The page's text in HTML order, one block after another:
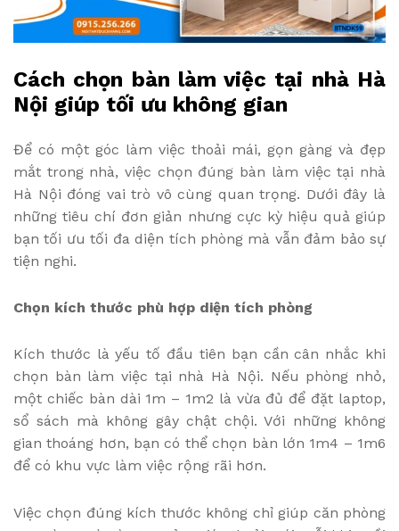
Cách chọn bàn làm việc tại nhà Hà
Nội giúp tối ưu không gian
Để có một góc làm việc thoải mái, gọn gàng và đẹp
mắt trong nhà, việc chọn đúng bàn làm việc tại nhà
Hà Nội đóng vai trò vô cùng quan trọng. Dưới đây là
những tiêu chí đơn giản nhưng cực kỳ hiệu quả giúp
bạn tối ưu tối đa diện tích phòng mà vẫn đảm bảo sự
tiện nghi.
Chọn kích thước phù hợp diện tích phòng
Kích thước là yếu tố đầu tiên bạn cần cân nhắc khi
chọn bàn làm việc tại nhà Hà Nội. Nếu phòng nhỏ,
một chiếc bàn dài 1m – 1m2 là vừa đủ để đặt laptop,
sổ sách mà không gây chật chội. Với những không
gian thoáng hơn, bạn có thể chọn bàn lớn 1m4 – 1m6
để có khu vực làm việc rộng rãi hơn.
Việc chọn đúng kích thước không chỉ giúp căn phòng